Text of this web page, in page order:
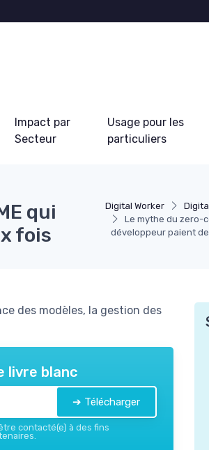
Impact par
Secteur
Usage pour les
particuliers
Digital Worker
Le mythe du zero-
développeur paient
qui
fois
des modèles, la gestion des
livre blanc
➔ Télécharger
contacté(e) à des fins